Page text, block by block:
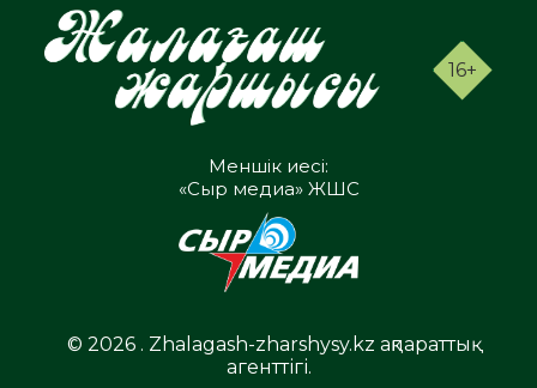
16+
Меншік иесі:
«Сыр медиа» ЖШС
© 2026 . Zhalagash-zharshysy.kz ақпараттық
агенттігі.